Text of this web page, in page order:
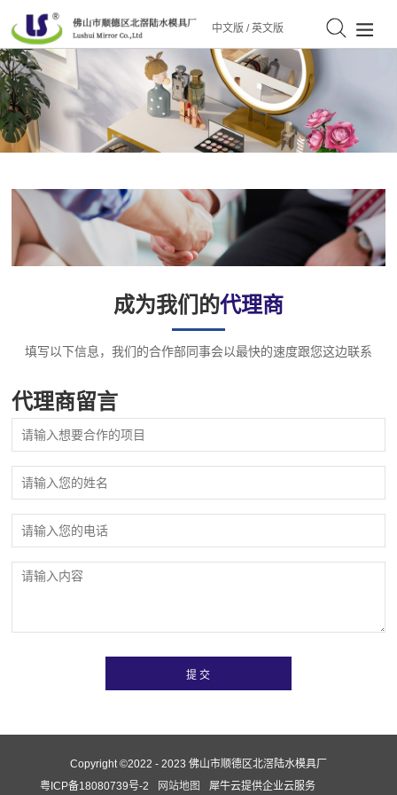
中文版 / 英文版
成为我们的代理商
填写以下信息，我们的合作部同事会以最快的速度跟您这边联系
代理商留言
Copyright ©2022 - 2023 佛山市顺德区北滘陆水模具厂
粤ICP备18080739号-2
网站地图 犀牛云提供企业云服务